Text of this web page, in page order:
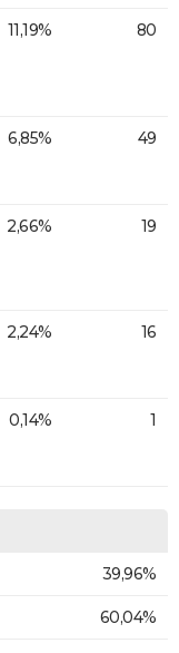
11,19% 80
6,85% 49
2,66% 19
2,24% 16
0,14% 1
39,96%
60,04%